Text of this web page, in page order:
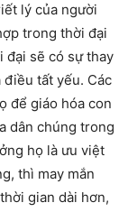
lý của người
trong thời đại
đại sẽ có sự thay
tất yếu. Các
để giáo hóa con
dân chúng trong
họ là ưu việt
thì may mắn
gian dài hơn,